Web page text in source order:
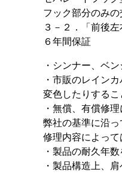
フック部分のみ
３－２．「前後
６年間保証
・シンナー、ベ
・市販のレイン
変色したりするこ
・無償、有償修
弊社の基準に沿っ
修理内容によって
・製品の耐久年
・製品構造上、